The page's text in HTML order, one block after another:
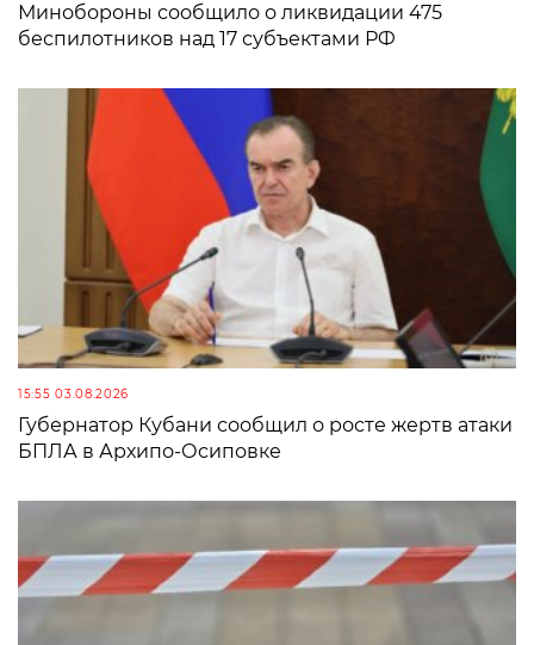
Минобороны сообщило о ликвидации 475
беспилотников над 17 субъектами РФ
15:55 03.08.2026
Губернатор Кубани сообщил о росте жертв атаки
БПЛА в Архипо-Осиповке